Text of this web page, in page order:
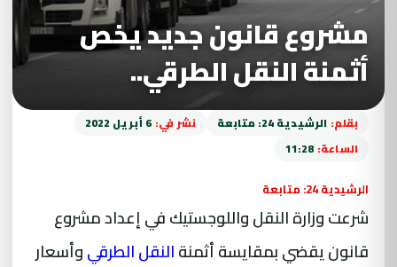
مشروع قانون جديد يخص
أثمنة النقل الطرقي..
بقلم: الرشيدية 24: متابعة نشر في: 6 أبريل 2022
الساعة: 11:28
الرشيدية 24: متابعة
شرعت وزارة النقل واللوجستيك في إعداد مشروع
قانون يقضي بمقايسة أثمنةالنقل الطرقيوأسعار